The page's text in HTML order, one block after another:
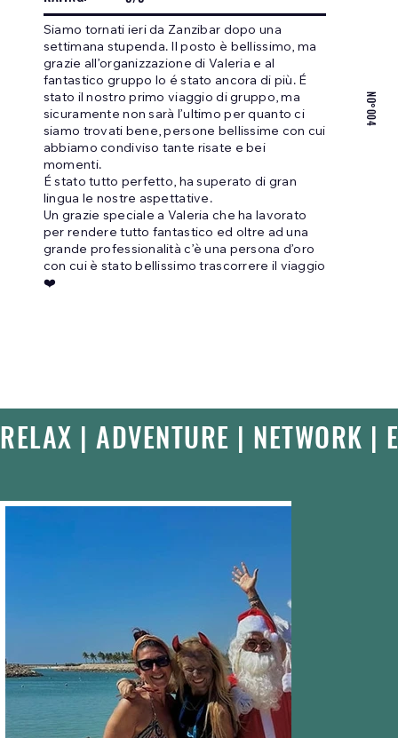
NO°004
Siamo tornati ieri da Zanzibar dopo una
settimana stupenda. Il posto è bellissimo, ma
grazie all’organizzazione di Valeria e al
fantastico gruppo lo é stato ancora di più. É
stato il nostro primo viaggio di gruppo, ma
sicuramente non sarà l’ultimo per quanto ci
siamo trovati bene, persone bellissime con cui
abbiamo condiviso tante risate e bei
momenti.
É stato tutto perfetto, ha superato di gran
lingua le nostre aspettative.
Un grazie speciale a Valeria che ha lavorato
per rendere tutto fantastico ed oltre ad una
grande professionalità c’è una persona d’oro
con cui è stato bellissimo trascorrere il viaggio
❤️
RELAX | ADVENTURE | NETWORK |